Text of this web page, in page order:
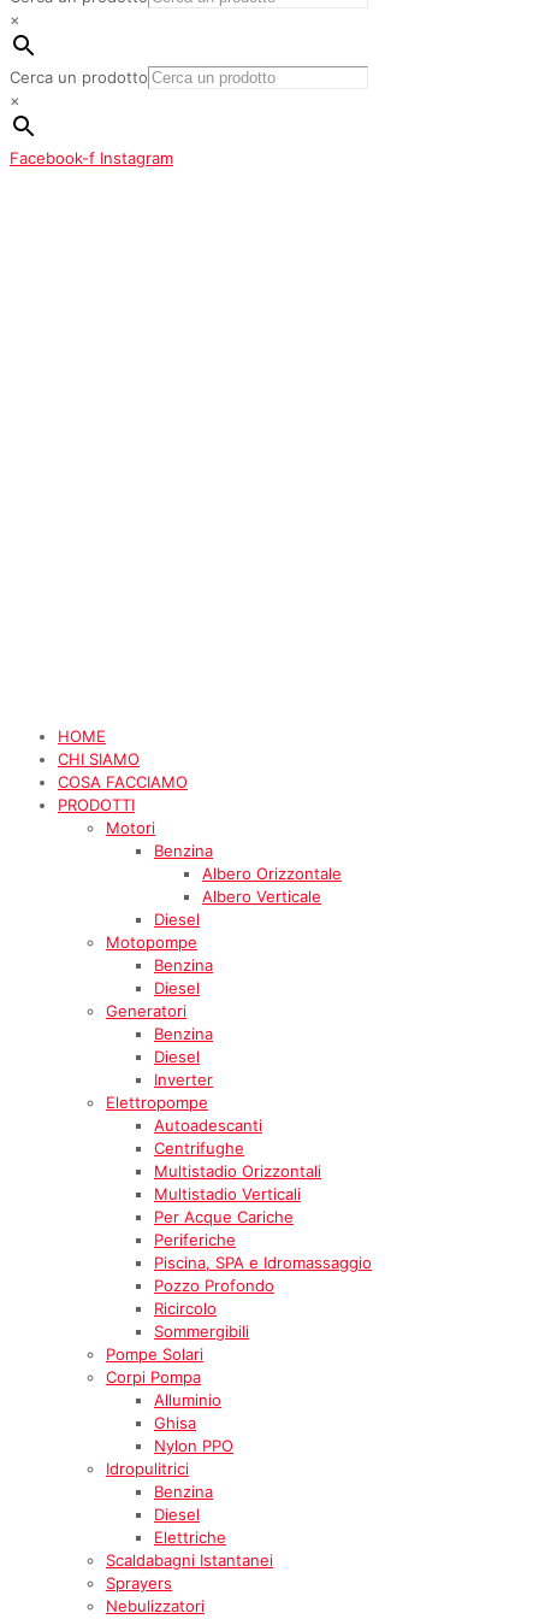
×
Cerca un prodotto
×
Facebook-f Instagram
HOME
CHI SIAMO
COSA FACCIAMO
PRODOTTI
Motori
Benzina
Albero Orizzontale
Albero Verticale
Diesel
Motopompe
Benzina
Diesel
Generatori
Benzina
Diesel
Inverter
Elettropompe
Autoadescanti
Centrifughe
Multistadio Orizzontali
Multistadio Verticali
Per Acque Cariche
Periferiche
Piscina, SPA e Idromassaggio
Pozzo Profondo
Ricircolo
Sommergibili
Pompe Solari
Corpi Pompa
Alluminio
Ghisa
Nylon PPO
Idropulitrici
Benzina
Diesel
Elettriche
Scaldabagni Istantanei
Sprayers
Nebulizzatori